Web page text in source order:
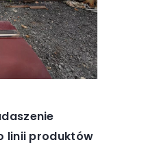
linii produktów